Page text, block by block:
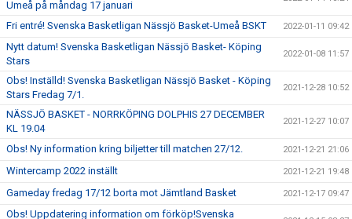
Umeå på måndag 17 januari
Fri entré! Svenska Basketligan Nässjö Basket-Umeå BSKT 2022-01-11 09:42
Nytt datum! Svenska Basketligan Nässjö Basket- Köping
Stars
2022-01-08 11:57
Obs! Inställd! Svenska Basketligan Nässjö Basket - Köping
Stars Fredag 7/1.
2021-12-28 10:52
NÄSSJÖ BASKET - NORRKÖPING DOLPHIS 27 DECEMBER
KL 19.04
2021-12-27 10:07
Obs! Ny information kring biljetter till matchen 27/12. 2021-12-21 21:06
Wintercamp 2022 inställt 2021-12-21 19:48
Gameday fredag 17/12 borta mot Jämtland Basket 2021-12-17 09:47
Obs! Uppdatering information om förköp!Svenska